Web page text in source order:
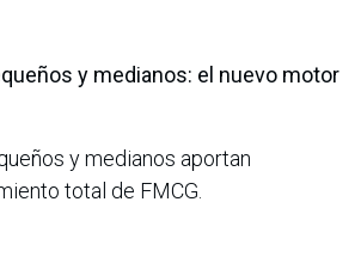
y medianos: el nuevo motor
y medianos aportan
total de FMCG.